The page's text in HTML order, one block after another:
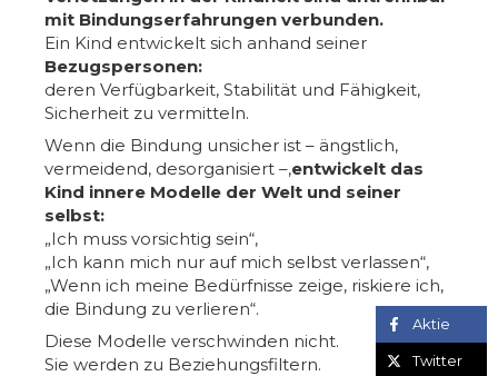
mit Bindungserfahrungen verbunden.
Ein Kind entwickelt sich anhand seiner
Bezugspersonen:
deren Verfügbarkeit, Stabilität und Fähigkeit,
Sicherheit zu vermitteln.
Wenn die Bindung unsicher ist – ängstlich,
vermeidend, desorganisiert –,entwickelt das
Kind innere Modelle der Welt und seiner
selbst:
„Ich muss vorsichtig sein“,
„Ich kann mich nur auf mich selbst verlassen“,
„Wenn ich meine Bedürfnisse zeige, riskiere ich,
die Bindung zu verlieren“.
Diese Modelle verschwinden nicht.
Sie werden zu Beziehungsfiltern.
Aktie
Twitter